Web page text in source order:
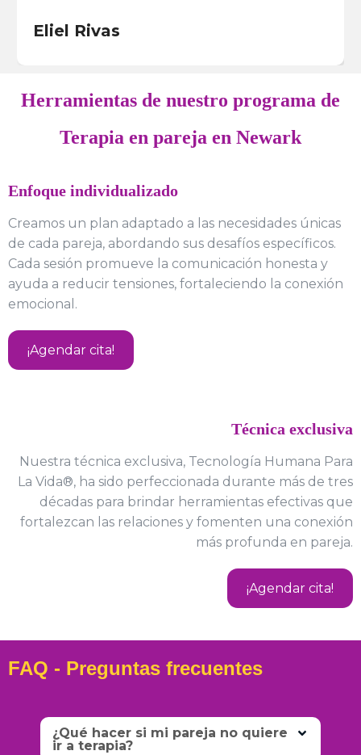
Eliel Rivas
Herramientas de nuestro programa de
Terapia en pareja en Newark
Enfoque individualizado
Creamos un plan adaptado a las necesidades únicas
de cada pareja, abordando sus desafíos específicos.
Cada sesión promueve la comunicación honesta y
ayuda a reducir tensiones, fortaleciendo la conexión
emocional.
¡Agendar cita!
Técnica exclusiva
Nuestra técnica exclusiva, Tecnología Humana Para
La Vida®, ha sido perfeccionada durante más de tres
décadas para brindar herramientas efectivas que
fortalezcan las relaciones y fomenten una conexión
más profunda en pareja.
¡Agendar cita!
FAQ - Preguntas frecuentes
¿Qué hacer si mi pareja no quiere
ir a terapia?